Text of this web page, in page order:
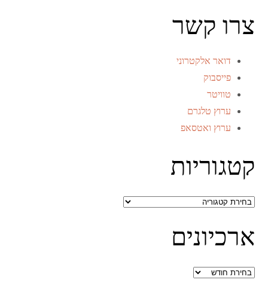
צרו קשר
דואר אלקטרוני
פייסבוק
טוויטר
ערוץ טלגרם
ערוץ ואטסאפ
קטגוריות
קטגוריות
ארכיונים
ארכיונים